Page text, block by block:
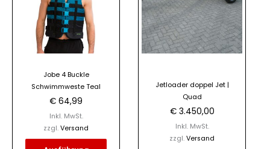
Jobe 4 Buckle
Schwimmweste Teal
€ 64,99
Inkl. MwSt.
zzgl. Versand
Varianten
auf.
können
auf
der
Produktseite
gewählt
Jetloader doppel Jet |
Quad
€3.450,00
Inkl. MwSt.
zzgl. Versand